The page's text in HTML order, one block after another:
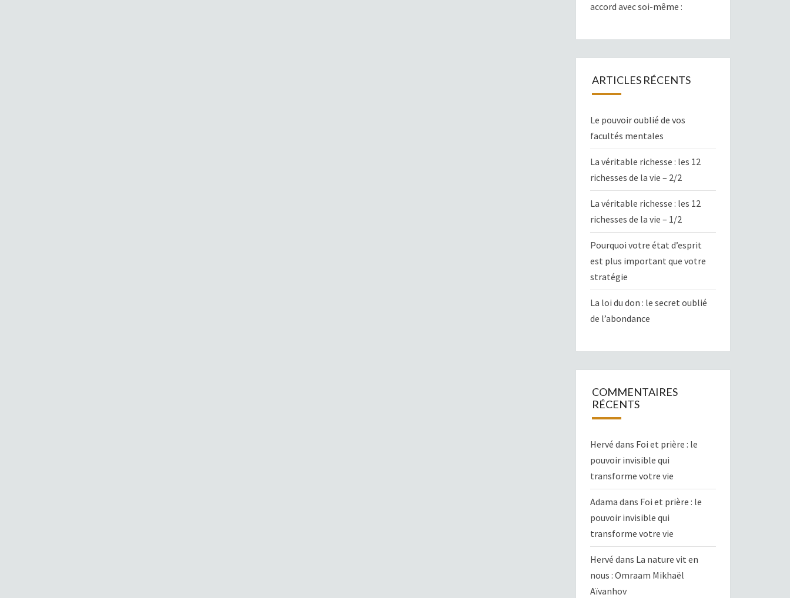
accord avec soi-même :
ARTICLES RÉCENTS
Le pouvoir oublié de vos
facultés mentales
La véritable richesse : les 12
richesses de la vie – 2/2
La véritable richesse : les 12
richesses de la vie – 1/2
Pourquoi votre état d’esprit
est plus important que votre
stratégie
La loi du don : le secret oublié
de l’abondance
COMMENTAIRES
RÉCENTS
Hervé dans Foi et prière : le
pouvoir invisible qui
transforme votre vie
Adama dans Foi et prière : le
pouvoir invisible qui
transforme votre vie
Hervé dans La nature vit en
nous : Omraam Mikhaël
Aïvanhov